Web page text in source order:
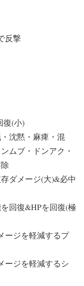
反撃
復(小)
沈黙・麻痺・混
ムブ・ドンアク・
ダメージ(大)&必中
回復&HPを回復(極
ージを軽減するプ
ージを軽減するシ